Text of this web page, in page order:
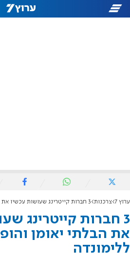
ערוץ 7 צרכנות 3 חברות קייטרינג שעושות עכשיו את הבלתי יאומן והופכות לימון ללימונדה
3 חברות קייטרינג
את הבלתי יאומן
ללימונדה